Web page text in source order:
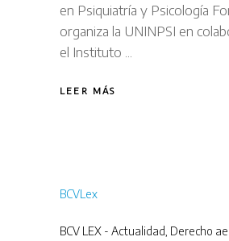
en Psiquiatría y Psicología
organiza la UNINPSI en
el Instituto
LEER MÁS
BCVLex
BCV LEX - Actualidad Derecho